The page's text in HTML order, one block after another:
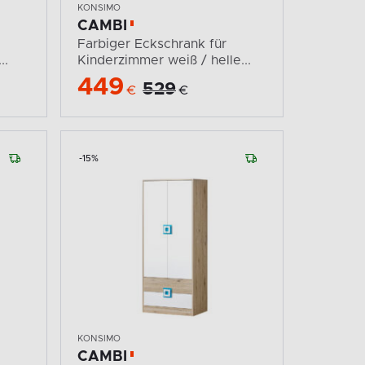
KONSIMO
CAMBI
Farbiger Eckschrank für
Kinderzimmer weiß / helle...
449 € 529 €
-15%
KONSIMO
CAMBI